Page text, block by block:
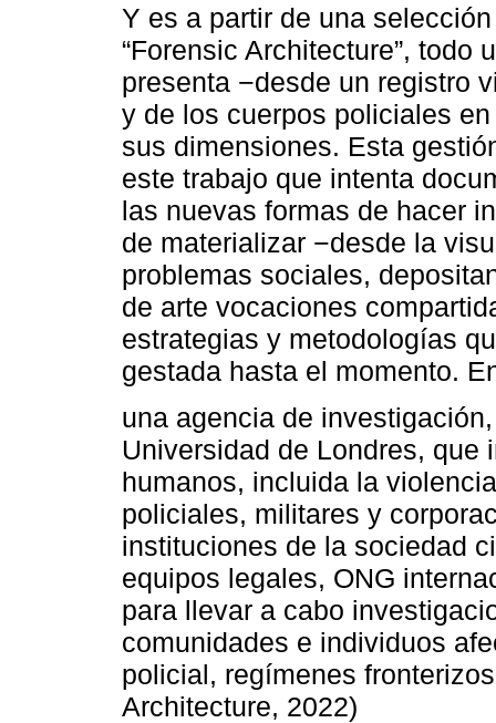
Y es a partir de una
“Forensic Architecture”, todo
presenta −desde un registro
y de los cuerpos policiales
sus dimensiones. Esta
este trabajo que intenta
las nuevas formas de hacer
de materializar −desde la
problemas sociales,
de arte vocaciones
estrategias y metodologías
gestada hasta el momento.
una agencia de
Universidad de Londres,
humanos, incluida la
policiales, militares y
instituciones de la sociedad
equipos legales, ONG
para llevar a cabo
comunidades e individuos
policial, regímenes
Architecture, 2022)